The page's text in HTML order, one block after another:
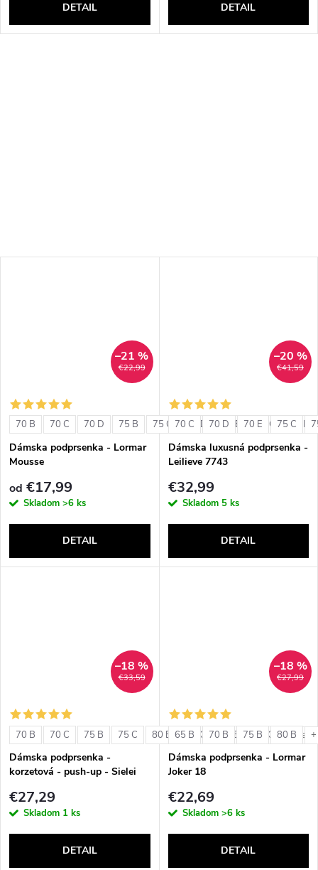
DETAIL DETAIL
€22,99
–21 %
70 B 70 C 70 D 75 B 75 C 75 D 80 B 80 C 80 D
Dámska podprsenka - Lormar
Mousse
od €17,99
Skladom >6 ks
DETAIL
€41,59
–20 %
70 C 70 D 70 E 75 C
Dámska luxusná podprsenka -
Leilieve 7743
€32,99
Skladom 5 ks
DETAIL
€33,59
–18 %
70 B 70 C 75 B 75 C 80 B 80 C 85 B 85 C +
Dámska podprsenka -
korzetová - push-up - Sielei
€27,29
Skladom 1 ks
DETAIL
€27,99
–18 %
65 B 70 B 75 B 80 B
Dámska podprsenka - Lormar
Joker 18
€22,69
Skladom >6 ks
DETAIL